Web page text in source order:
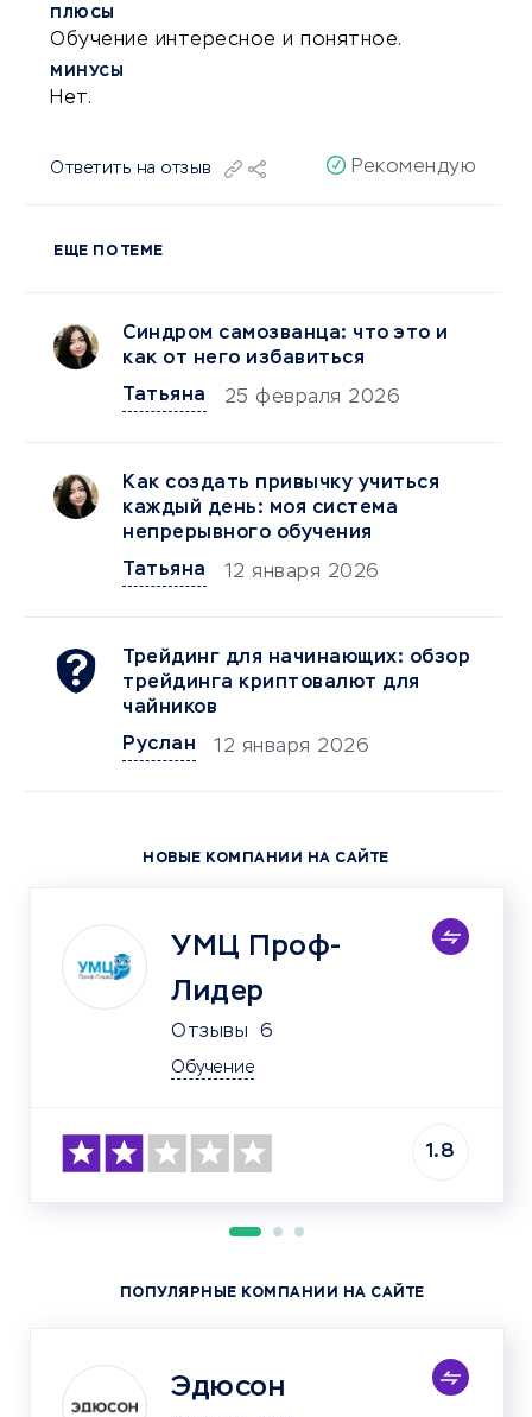
ПЛЮСЫ
Обучение интересное и понятное.
МИНУСЫ
Нет.
Ответить на отзыв Рекомендую
ЕЩЕ ПО ТЕМЕ
Синдром самозванца: что это и
как от него избавиться
Татьяна
25 февраля 2026
Как создать привычку учиться
каждый день: моя система
непрерывного обучения
Татьяна
12 января 2026
Трейдинг для начинающих: обзор
трейдинга криптовалют для
чайников
Руслан
12 января 2026
НОВЫЕ КОМПАНИИ НА САЙТЕ
УМЦ Проф-
Лидер
Отзывы 6
Обучение
1.8
ПОПУЛЯРНЫЕ КОМПАНИИ НА САЙТЕ
Эдюсон